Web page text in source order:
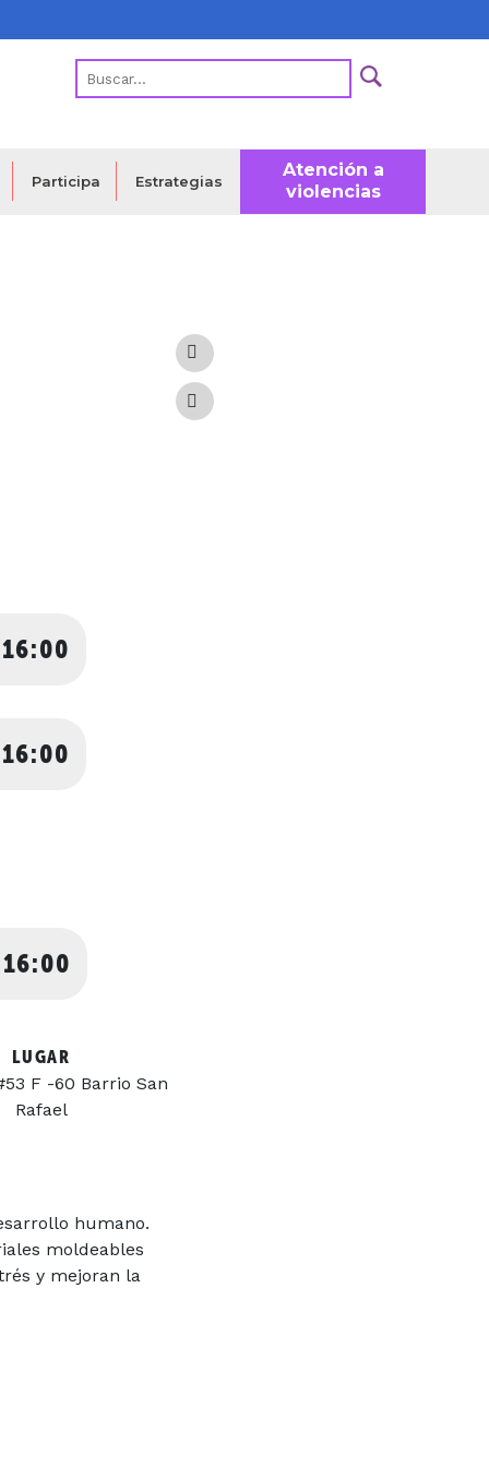
Participa Estrategias
Atención a
violencias
LUGAR
F -60 Barrio San
Rafael
humano.
moldeables
y mejoran la